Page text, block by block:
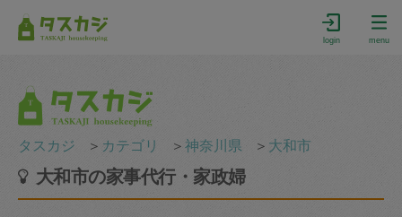
login menu
タスカジ ＞ カテゴリ ＞神奈川県 ＞ 大和市
大和市の家事代行・家政婦